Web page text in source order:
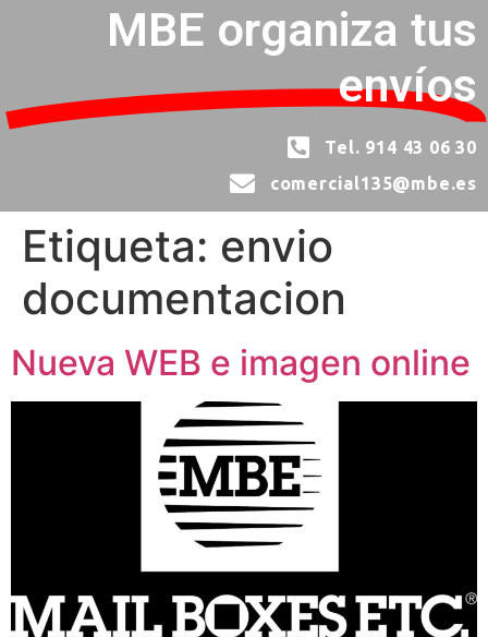
MBE organiza tus
envíos
Tel. 914 43 06 30
comercial135@mbe.es
Etiqueta: envio
documentacion
Nueva WEB e imagen online